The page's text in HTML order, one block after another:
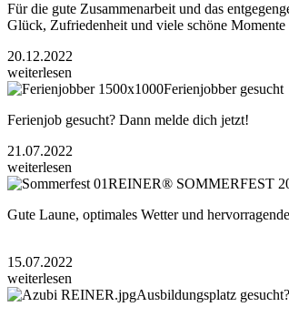
Für die gute Zusammenarbeit und das
Glück, Zufriedenheit und viele schöne Momente
20.12.2022
weiterlesen
Ferienjobber gesucht
Ferienjob gesucht? Dann melde dich jetzt!
21.07.2022
weiterlesen
REINER® SOMMERFEST
Gute Laune, optimales Wetter und
15.07.2022
weiterlesen
Ausbildungsplatz